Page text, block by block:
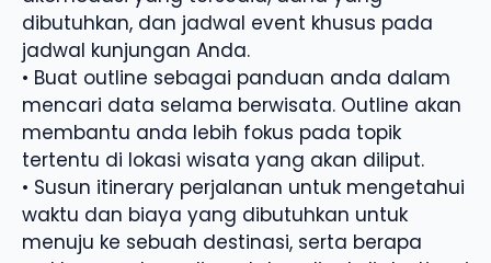
dibutuhkan, dan jadwal event khusus pada
jadwal kunjungan Anda.
• Buat outline sebagai panduan anda dalam
mencari data selama berwisata. Outline akan
membantu anda lebih fokus pada topik
tertentu di lokasi wisata yang akan diliput.
• Susun itinerary perjalanan untuk mengetahui
waktu dan biaya yang dibutuhkan untuk
menuju ke sebuah destinasi, serta berapa